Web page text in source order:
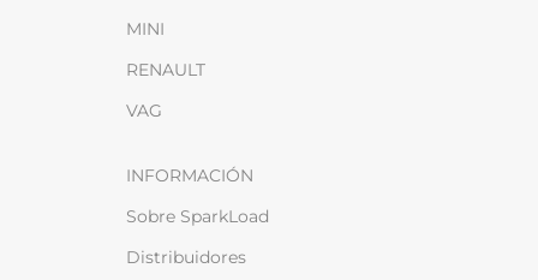
MINI
RENAULT
VAG
INFORMACIÓN
Sobre SparkLoad
Distribuidores